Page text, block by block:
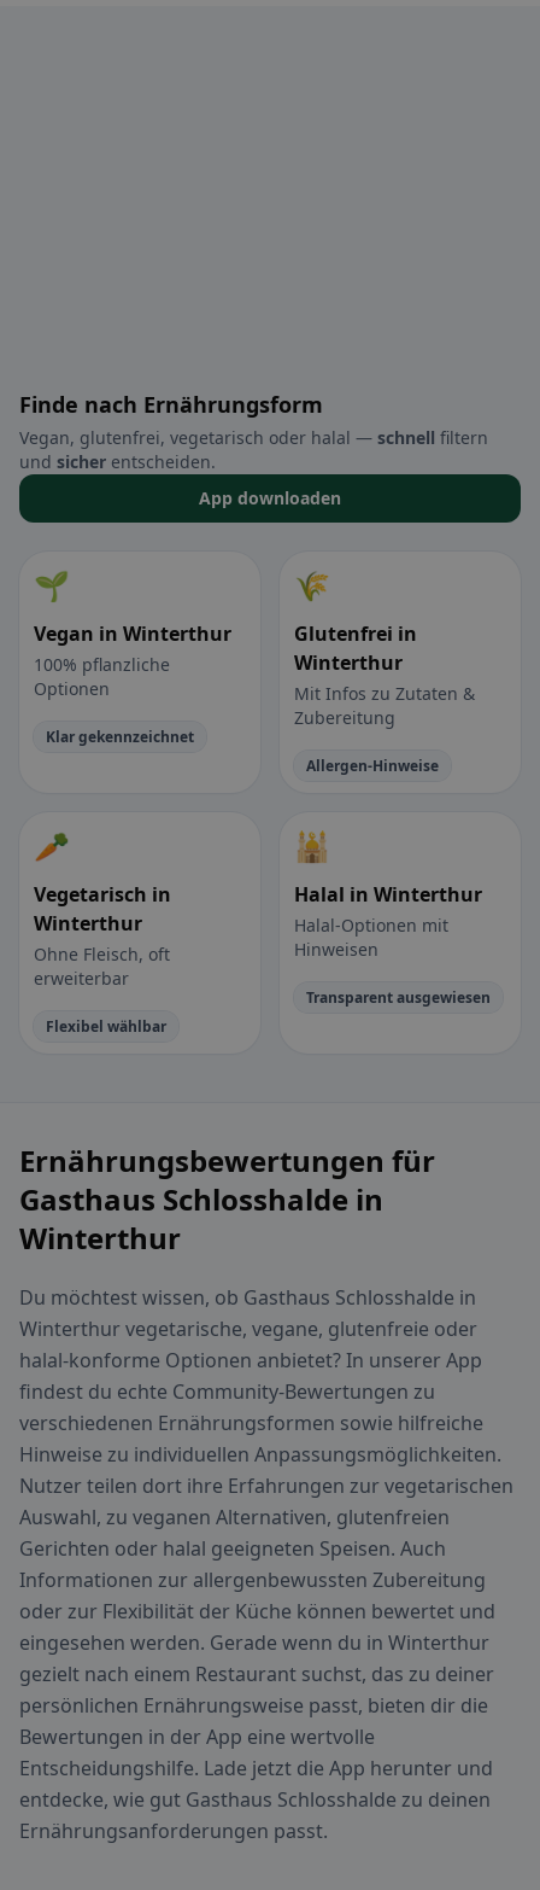
Finde nach Ernährungsform
Vegan, glutenfrei, vegetarisch oder halal — schnell filtern
und sicher entscheiden.
App downloaden
🌱
Vegan in Winterthur
100% pflanzliche
Optionen
Klar gekennzeichnet
🌾
Glutenfrei in
Winterthur
Mit Infos zu Zutaten &
Zubereitung
Allergen-Hinweise
🥕
Vegetarisch in
Winterthur
Ohne Fleisch, oft
erweiterbar
Flexibel wählbar
🕌
Halal in Winterthur
Halal-Optionen mit
Hinweisen
Transparent ausgewiesen
Ernährungsbewertungen für
Gasthaus Schlosshalde in
Winterthur
Du möchtest wissen, ob Gasthaus Schlosshalde in
Winterthur vegetarische, vegane, glutenfreie oder
halal-konforme Optionen anbietet? In unserer App
findest du echte Community-Bewertungen zu
verschiedenen Ernährungsformen sowie hilfreiche
Hinweise zu individuellen Anpassungsmöglichkeiten.
Nutzer teilen dort ihre Erfahrungen zur vegetarischen
Auswahl, zu veganen Alternativen, glutenfreien
Gerichten oder halal geeigneten Speisen. Auch
Informationen zur allergenbewussten Zubereitung
oder zur Flexibilität der Küche können bewertet und
eingesehen werden. Gerade wenn du in Winterthur
gezielt nach einem Restaurant suchst, das zu deiner
persönlichen Ernährungsweise passt, bieten dir die
Bewertungen in der App eine wertvolle
Entscheidungshilfe. Lade jetzt die App herunter und
entdecke, wie gut Gasthaus Schlosshalde zu deinen
Ernährungsanforderungen passt.